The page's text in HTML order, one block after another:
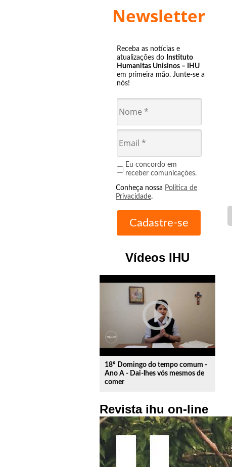
Newsletter
Receba as notícias e
atualizações do Instituto
Humanitas Unisinos – IHU
em primeira mão. Junte-se a
nós!
Eu concordo em
receber comunicações.
Conheça nossa Política de
Privacidade.
Vídeos IHU
play_circle_outline
18º Domingo do tempo comum -
Ano A - Dai-lhes vós mesmos de
comer
Revista ihu on-line